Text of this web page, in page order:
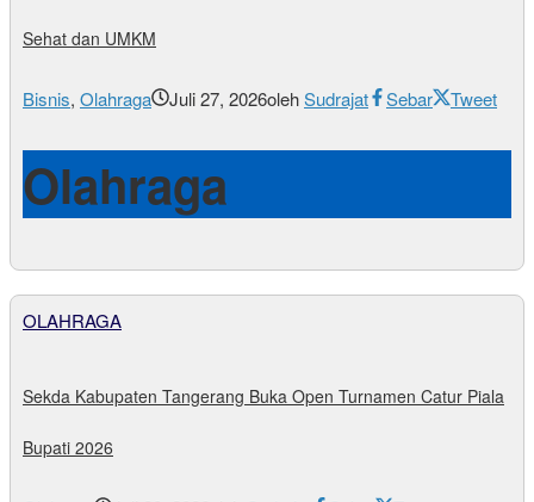
Sehat dan UMKM
Bisnis, Olahraga Juli 27, 2026olehSudrajat Sebar Tweet
Olahraga
OLAHRAGA
Sekda Kabupaten Tangerang Buka Open Turnamen Catur Piala
Bupati 2026